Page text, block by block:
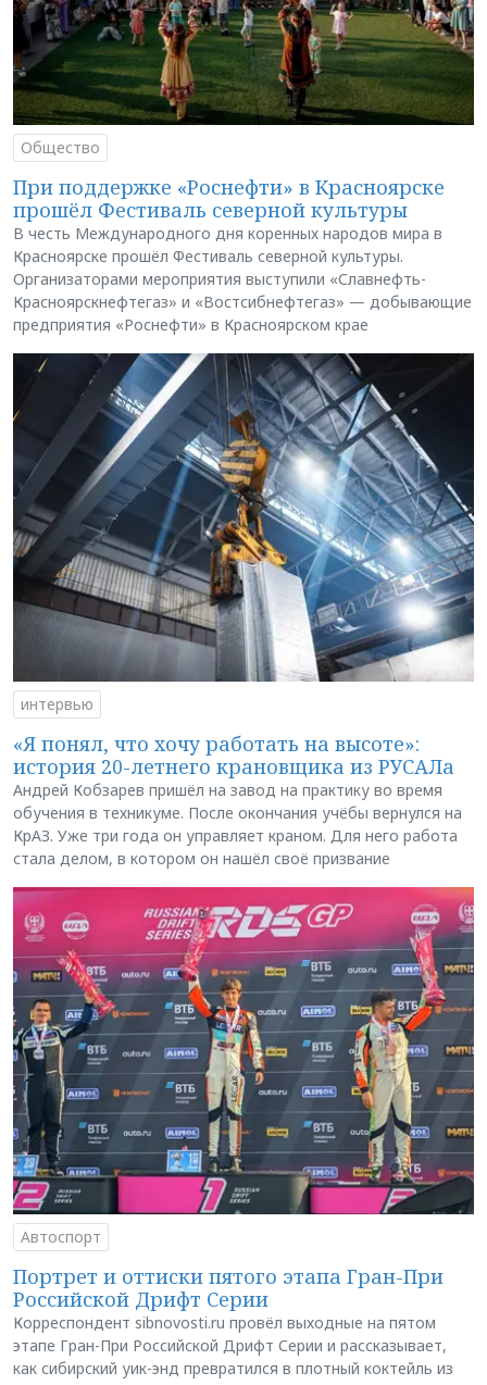
Общество
При поддержке «Роснефти» в Красноярске
прошёл Фестиваль северной культуры
В честь Международного дня коренных народов мира в
Красноярске прошёл Фестиваль северной культуры.
Организаторами мероприятия выступили «Славнефть-
Красноярскнефтегаз» и «Востсибнефтегаз» — добывающие
предприятия «Роснефти» в Красноярском крае
интервью
«Я понял, что хочу работать на высоте»:
история 20-летнего крановщика из РУСАЛа
Андрей Кобзарев пришёл на завод на практику во время
обучения в техникуме. После окончания учёбы вернулся на
КрАЗ. Уже три года он управляет краном. Для него работа
стала делом, в котором он нашёл своё призвание
Автоспорт
Портрет и оттиски пятого этапа Гран-При
Российской Дрифт Серии
Корреспондент sibnovosti.ru провёл выходные на пятом
этапе Гран-При Российской Дрифт Серии и рассказывает,
как сибирский уик-энд превратился в плотный коктейль из